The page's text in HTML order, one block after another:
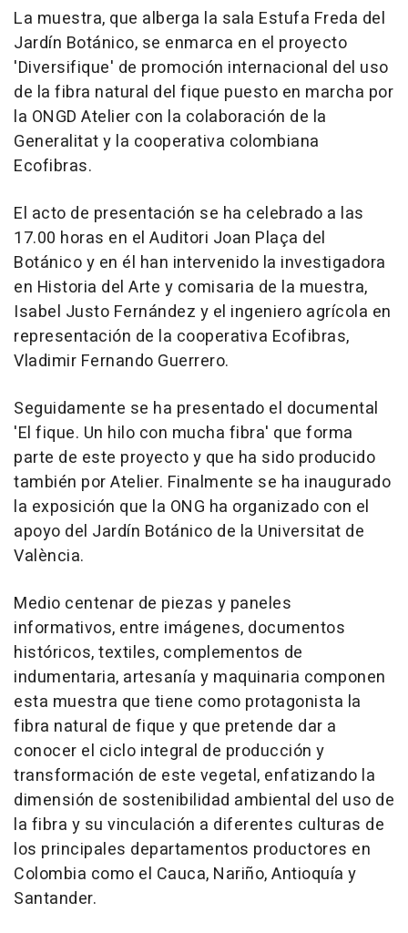
La muestra, que alberga la sala Estufa Freda del
Jardín Botánico, se enmarca en el proyecto
'Diversifique' de promoción internacional del uso
de la fibra natural del fique puesto en marcha por
la ONGD Atelier con la colaboración de la
Generalitat y la cooperativa colombiana
Ecofibras.
El acto de presentación se ha celebrado a las
17.00 horas en el Auditori Joan Plaça del
Botánico y en él han intervenido la investigadora
en Historia del Arte y comisaria de la muestra,
Isabel Justo Fernández y el ingeniero agrícola en
representación de la cooperativa Ecofibras,
Vladimir Fernando Guerrero.
Seguidamente se ha presentado el documental
'El fique. Un hilo con mucha fibra' que forma
parte de este proyecto y que ha sido producido
también por Atelier. Finalmente se ha inaugurado
la exposición que la ONG ha organizado con el
apoyo del Jardín Botánico de la Universitat de
València.
Medio centenar de piezas y paneles
informativos, entre imágenes, documentos
históricos, textiles, complementos de
indumentaria, artesanía y maquinaria componen
esta muestra que tiene como protagonista la
fibra natural de fique y que pretende dar a
conocer el ciclo integral de producción y
transformación de este vegetal, enfatizando la
dimensión de sostenibilidad ambiental del uso de
la fibra y su vinculación a diferentes culturas de
los principales departamentos productores en
Colombia como el Cauca, Nariño, Antioquía y
Santander.